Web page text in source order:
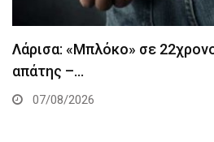
Λάρισα: «Μπλόκο» σε
απάτης –…
07/08/2026